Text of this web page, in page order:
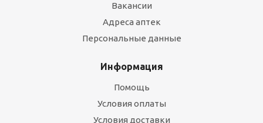
Вакансии
Адреса аптек
Персональные данные
Информация
Помощь
Условия оплаты
Условия доставки